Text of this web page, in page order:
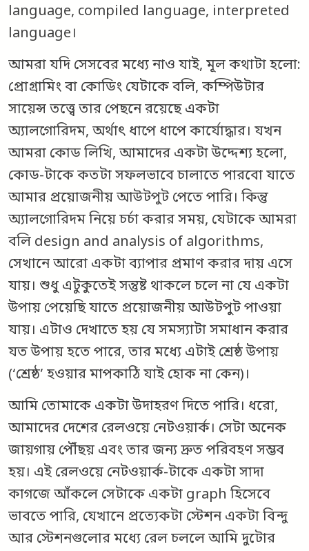
language, compiled language, interpreted
language।
আমরা যদি সেসবের মধ্যে নাও যাই, মূল কথাটা হলো:
প্রোগ্রামিং বা কোডিং যেটাকে বলি, কম্পিউটার
সায়েন্স তত্ত্বে তার পেছনে রয়েছে একটা
অ্যালগোরিদম, অর্থাৎ ধাপে ধাপে কার্যোদ্ধার। যখন
আমরা কোড লিখি, আমাদের একটা উদ্দেশ্য হলো,
কোড-টাকে কতটা সফলভাবে চালাতে পারবো যাতে
আমার প্রয়োজনীয় আউটপুট পেতে পারি। কিন্তু
অ্যালগোরিদম নিয়ে চর্চা করার সময়, যেটাকে আমরা
বলি design and analysis of algorithms,
সেখানে আরো একটা ব্যাপার প্রমাণ করার দায় এসে
যায়। শুধু এটুকুতেই সন্তুষ্ট থাকলে চলে না যে একটা
উপায় পেয়েছি যাতে প্রয়োজনীয় আউটপুট পাওয়া
যায়। এটাও দেখাতে হয় যে সমস্যাটা সমাধান করার
যত উপায় হতে পারে, তার মধ্যে এটাই শ্রেষ্ঠ উপায়
(‘শ্রেষ্ঠ’ হওয়ার মাপকাঠি যাই হোক না কেন)।
আমি তোমাকে একটা উদাহরণ দিতে পারি। ধরো,
আমাদের দেশের রেলওয়ে নেটওয়ার্ক। সেটা অনেক
জায়গায় পৌঁছয় এবং তার জন্য দ্রুত পরিবহণ সম্ভব
হয়। এই রেলওয়ে নেটওয়ার্ক-টাকে একটা সাদা
কাগজে আঁকলে সেটাকে একটা graph হিসেবে
ভাবতে পারি, যেখানে প্রত্যেকটা স্টেশন একটা বিন্দু
আর স্টেশনগুলোর মধ্যে রেল চললে আমি দুটোর